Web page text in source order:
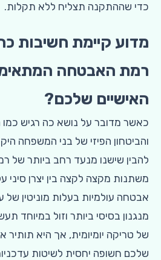
כדי שההתקנה תצליח ללא תקלות.
מדוע קיימת חשיבות
רמת האבטחה
האישיים שלכם?
כאשר מדובר על נושא כה רגיש
והביטחון הפיזי של בני המשפחה
להבין שישנו מנעד רחב ביותר של
משתנות מקצה לקצה בין יצרן סיני
אבטחה עולמיות בעלות מוניטין
מנגנון בסיסי ביותר וזול במיוחד
של טריקה יומיומית, אך היא תותיר
שלכם חשופה יחסית לשיטות